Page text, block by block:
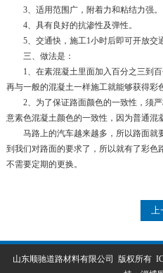
3、适用范围广，附着力和粘结力强。
4、具有良好的抗渗性及弹性。
5、交通快，施工1小时后即可开放交
三、做法是：
1、在素混凝土里面加入百分之三到百
再与一般的混凝土一样施工就能够获得彩
2、为了保证路面颜色的一致性，须严
意素色混凝土颜色的一致性，因为普通混
马路上的汽车越来越多，所以路面就
到我们对路面的要求了，所以就有了彩色
不需要定期的更换。
山东顺驰道路材料有限公司 版权所有